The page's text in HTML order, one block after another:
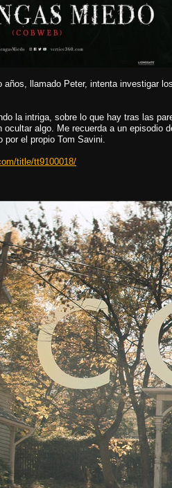
años, llamado Peter, intenta investigar
la intriga, sobre lo que hay tras las
ocultar algo. Me recuerda a un episodio
por el propio Tom Savini.
title/tt9100018/